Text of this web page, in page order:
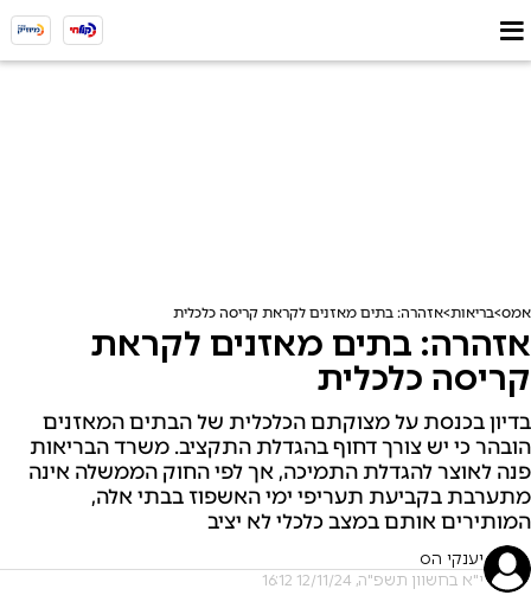
אמס בריאות אזהרה: בתים מאזנים לקראת קריסה כלכלית
אזהרה: בתים מאזנים לקראת
קריסה כלכלית
בדיון בכנסת על מצוקתם הכלכלית של הבתים המאזנים
הובהר כי יש צורך דחוף בהגדלת התקציב. משרד הבריאות
פנה לאוצר להגדלת התמיכה, אך לפי החוק הממשלה אינה
מתערבת בקביעת תעריפי ימי האשפוז בבתי אלה,
המותירים אותם במצב כלכלי לא יציב
יענקי הס
י"א בחשוון תשפ"ה, 12/11/24 16:12